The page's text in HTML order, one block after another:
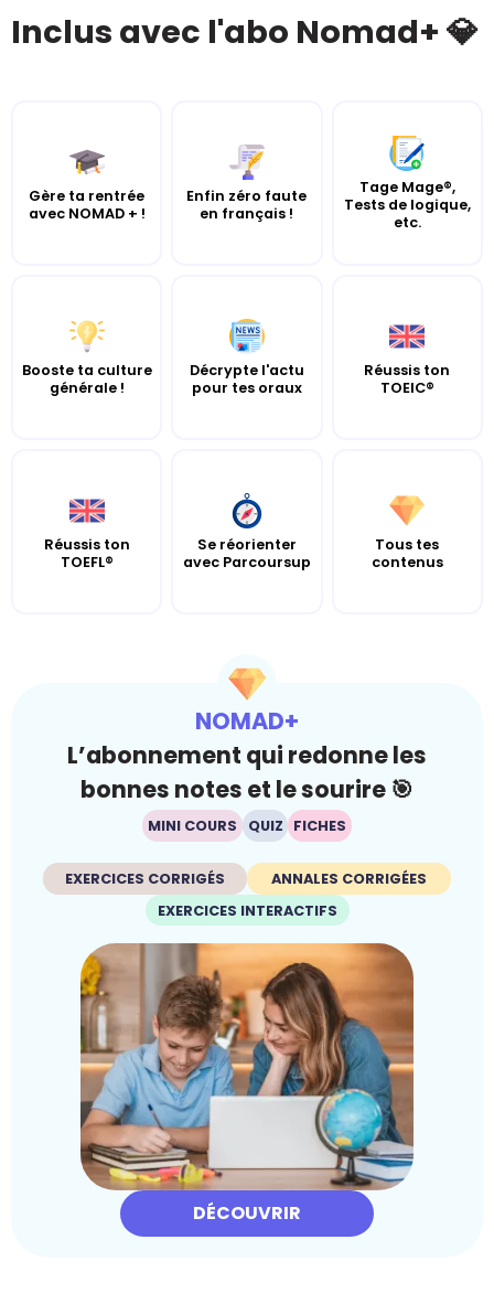
Inclus avec l'abo Nomad+ 💎
Gère ta rentrée
avec NOMAD + !
Enfin zéro faute
en français !
Tage Mage®,
Tests de logique,
etc.
Booste ta culture
générale !
Décrypte l'actu
pour tes oraux
Réussis ton
TOEIC®
Réussis ton
TOEFL®
Se réorienter
avec Parcoursup
Tous tes
contenus
NOMAD+
L’abonnement qui redonne les
bonnes notes et le sourire 🎯
MINI COURS QUIZ FICHES
EXERCICES CORRIGÉS
ANNALES CORRIGÉES
EXERCICES INTERACTIFS
DÉCOUVRIR